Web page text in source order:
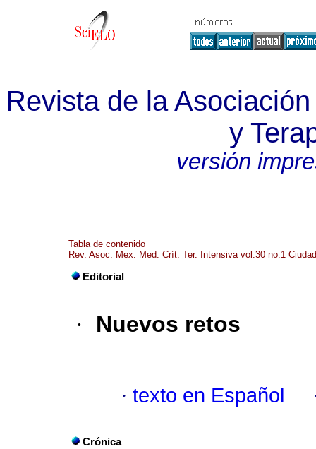
Revista de la
y
versión
Tabla de contenido
Rev. Asoc. Mex. Med. Crít. Ter. Intensiva vol.30 no.1
Editorial
· Nuevos retos
· texto en Español
Crónica